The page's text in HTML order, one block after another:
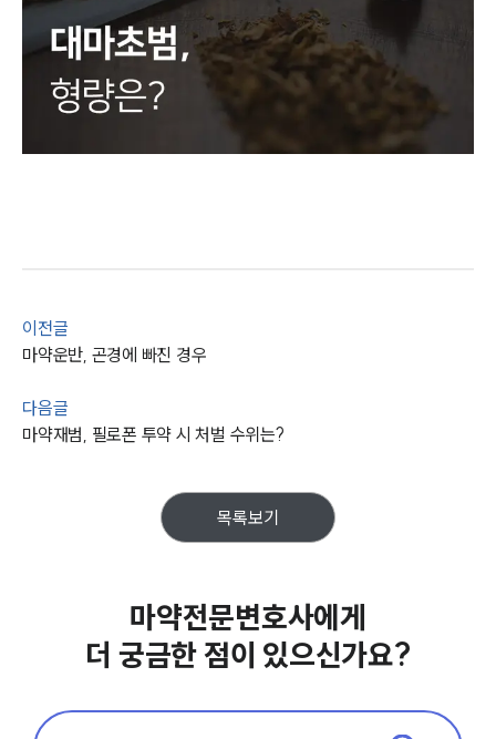
팀소개
이전글
마약운반, 곤경에 빠진 경우
다음글
마약재범, 필로폰 투약 시 처벌 수위는?
목록보기
마약전문변호사에게
더 궁금한 점이 있으신가요?